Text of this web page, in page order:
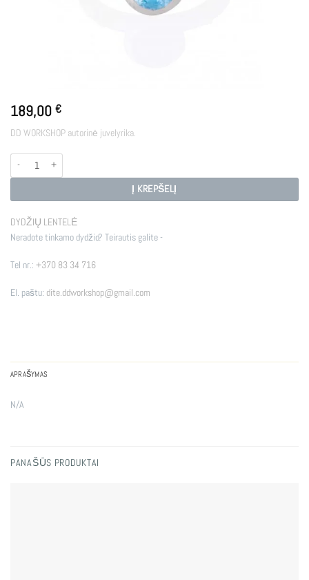
189,00 €
DD WORKSHOP autorinė juvelyrika.
produkto kiekis: ETHEREAL
Į KREPŠELĮ
DYDŽIŲ LENTELĖ
Neradote tinkamo dydžio? Teirautis galite -
Tel nr.: +370 83 34 716
El. paštu: dite.ddworkshop@gmail.com
APRAŠYMAS
N/A
PANAŠŪS PRODUKTAI